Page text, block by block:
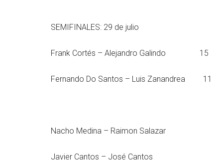
SEMIFINALES: 29 de julio
Frank Cortés – Alejandro Galindo 15
Fernando Do Santos – Luis Zanandrea 11
Nacho Medina – Raimon Salazar
Javier Cantos – José